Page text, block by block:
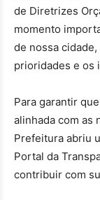
de Diretrizes
momento
de nossa cidade,
prioridades e os
Para garantir
alinhada com as
Prefeitura abriu
Portal da
contribuir com